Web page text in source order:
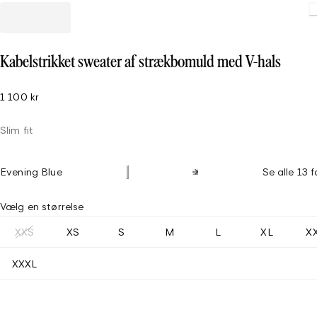
Kabelstrikket sweater af strækbomuld med V-hals
1 100 kr
Slim fit
Evening Blue Se alle 13
Vælg en størrelse
XXS XS S M L XL
XXXL